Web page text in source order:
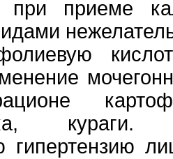
при приеме
кураги.
гипертензию